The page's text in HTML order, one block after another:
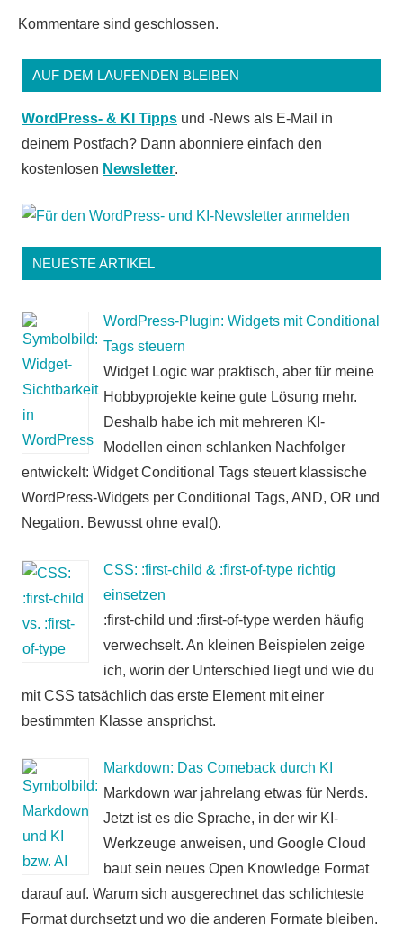
Kommentare sind geschlossen.
AUF DEM LAUFENDEN BLEIBEN
WordPress- & KI Tipps und -News als E-Mail in
deinem Postfach? Dann abonniere einfach den
kostenlosen Newsletter.
NEUESTE ARTIKEL
WordPress-Plugin: Widgets mit Conditional
Tags steuern
Widget Logic war praktisch, aber für meine
Hobbyprojekte keine gute Lösung mehr.
Deshalb habe ich mit mehreren KI-
Modellen einen schlanken Nachfolger
entwickelt: Widget Conditional Tags steuert klassische
WordPress-Widgets per Conditional Tags, AND, OR und
Negation. Bewusst ohne eval().
CSS: :first-child & :first-of-type richtig
einsetzen
:first-child und :first-of-type werden häufig
verwechselt. An kleinen Beispielen zeige
ich, worin der Unterschied liegt und wie du
mit CSS tatsächlich das erste Element mit einer
bestimmten Klasse ansprichst.
Markdown: Das Comeback durch KI
Markdown war jahrelang etwas für Nerds.
Jetzt ist es die Sprache, in der wir KI-
Werkzeuge anweisen, und Google Cloud
baut sein neues Open Knowledge Format
darauf auf. Warum sich ausgerechnet das schlichteste
Format durchsetzt und wo die anderen Formate bleiben.